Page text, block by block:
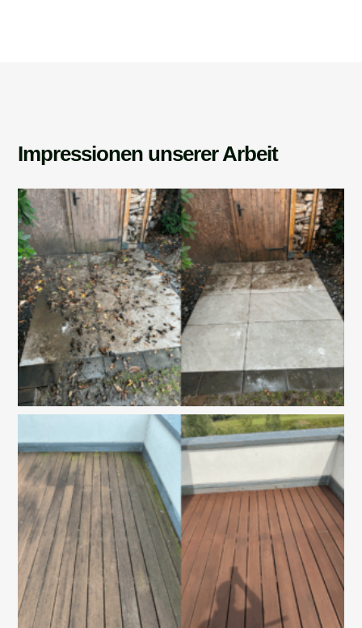
Impressionen unserer Arbeit